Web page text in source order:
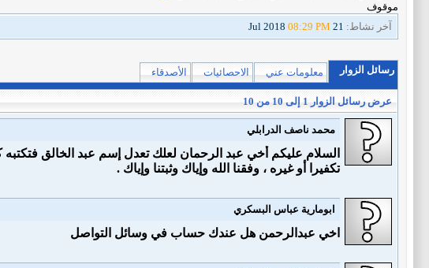
موقوف
آخر نشاط:
08:29 PM
رسائل الزوار معلومات عني الاحصائيات الأصدقاء
عرض رسائل الزوار 1 إلى 10 من 10
محمد ناصف الدرابلي
السلام عليكم أخي عبد الرحمان لعلك تعدل إسم عبد الخالق
تكفيرا أو غيره ، وفقنا الله وإياك وثبتنا وإياك .
ابومارية عباس البسكري
اخي عبدالرحمن هل عندك حساب في وسائل التواصل